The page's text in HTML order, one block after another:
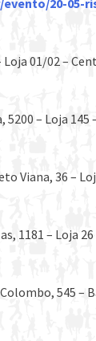
20-05-
Loja 01/02 –
– Loja
Viana, 36 –
1181 – Loja
545 –